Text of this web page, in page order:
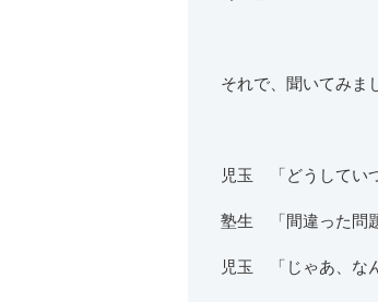
それで、聞いてみま
児玉 「どうしてい
塾生 「間違った問
児玉 「じゃあ、な